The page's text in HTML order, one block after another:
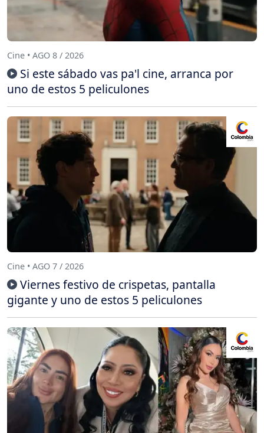
Cine • AGO 8 / 2026
Si este sábado vas pa'l cine, arranca por
uno de estos 5 peliculones
Cine • AGO 7 / 2026
Viernes festivo de crispetas, pantalla
gigante y uno de estos 5 peliculones